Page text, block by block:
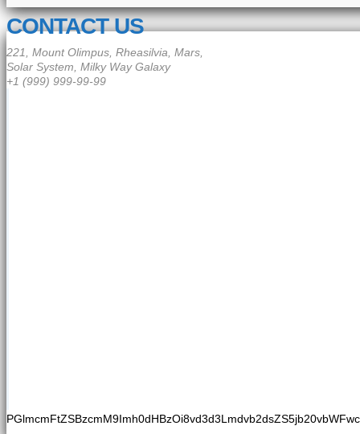
CONTACT US
221, Mount Olimpus, Rheasilvia, Mars,
Solar System, Milky Way Galaxy
+1 (999) 999-99-99